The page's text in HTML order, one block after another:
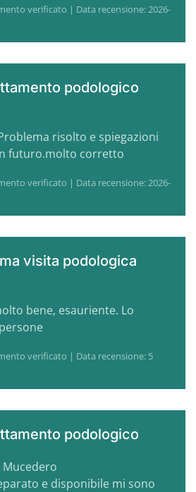
verificato | Data recensione: 2026-
podologico
risolto e spiegazioni
futuro.molto corretto
verificato | Data recensione: 2026-
visita podologica
bene, esauriente. Lo
verificato | Data recensione: 5
podologico
e disponibile mi sono